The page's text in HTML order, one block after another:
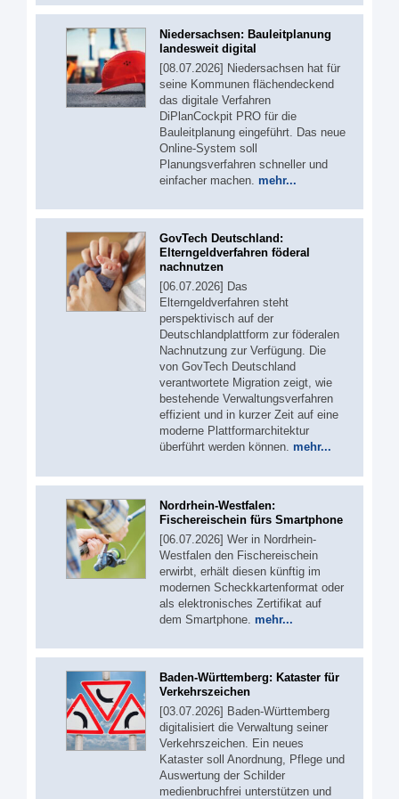
Niedersachsen: Bauleitplanung
landesweit digital
[08.07.2026] Niedersachsen hat für
seine Kommunen flächendeckend
das digitale Verfahren
DiPlanCockpit PRO für die
Bauleitplanung eingeführt. Das neue
Online-System soll
Planungsverfahren schneller und
einfacher machen. mehr...
GovTech Deutschland:
Elterngeldverfahren föderal
nachnutzen
[06.07.2026] Das
Elterngeldverfahren steht
perspektivisch auf der
Deutschlandplattform zur föderalen
Nachnutzung zur Verfügung. Die
von GovTech Deutschland
verantwortete Migration zeigt, wie
bestehende Verwaltungsverfahren
effizient und in kurzer Zeit auf eine
moderne Plattformarchitektur
überführt werden können. mehr...
Nordrhein-Westfalen:
Fischereischein fürs Smartphone
[06.07.2026] Wer in Nordrhein-
Westfalen den Fischereischein
erwirbt, erhält diesen künftig im
modernen Scheckkartenformat oder
als elektronisches Zertifikat auf
dem Smartphone. mehr...
Baden-Württemberg: Kataster für
Verkehrszeichen
[03.07.2026] Baden-Württemberg
digitalisiert die Verwaltung seiner
Verkehrszeichen. Ein neues
Kataster soll Anordnung, Pflege und
Auswertung der Schilder
medienbruchfrei unterstützen und